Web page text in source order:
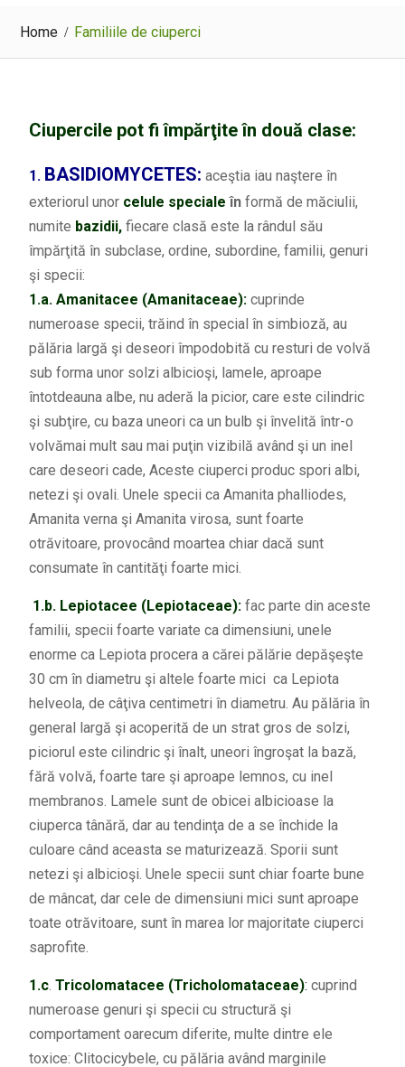
Home Familiile de ciuperci
Ciupercile pot fi împărţite în două clase:
1. BASIDIOMYCETES: aceştia iau naştere în
exteriorul unorcelule speciale înformă de măciulii,
numite bazidii, fiecare clasă este la rândul său
împărţită în subclase, ordine, subordine, familii, genuri
şi specii:
1.a. Amanitacee (Amanitaceae):cuprinde
numeroase specii, trăind în special în simbioză, au
pălăria largă şi deseori împodobită cu resturi de volvă
sub forma unor solzi albicioşi, lamele, aproape
întotdeauna albe, nu aderă la picior, care este cilindric
şi subţire, cu baza uneori ca un bulb şi învelită într-o
volvămai mult sau mai puţin vizibilă având şi un inel
care deseori cade, Aceste ciuperci produc spori albi,
netezi şi ovali. Unele specii ca Amanita phalliodes,
Amanita verna şi Amanita virosa, sunt foarte
otrăvitoare, provocând moartea chiar dacă sunt
consumate în cantităţi foarte mici.
1.b. Lepiotacee (Lepiotaceae):fac parte din aceste
familii, specii foarte variate ca dimensiuni, unele
enorme ca Lepiota procera a cărei pălărie depăşeşte
30 cm în diametru şi altele foarte mici ca Lepiota
helveola, de câţiva centimetri în diametru. Au pălăria în
general largă şi acoperită de un strat gros de solzi,
piciorul este cilindric şi înalt, uneori îngroşat la bază,
fără volvă, foarte tare şi aproape lemnos, cu inel
membranos. Lamele sunt de obicei albicioase la
ciuperca tânără, dar au tendinţa de a se închide la
culoare când aceasta se maturizează. Sporii sunt
netezi şi albicioşi. Unele specii sunt chiar foarte bune
de mâncat, dar cele de dimensiuni mici sunt aproape
toate otrăvitoare, sunt în marea lor majoritate ciuperci
saprofite.
1.c. Tricolomatacee (Tricholomataceae): cuprind
numeroase genuri şi specii cu structură şi
comportament oarecum diferite, multe dintre ele
toxice: Clitocicybele, cu pălăria având marginile